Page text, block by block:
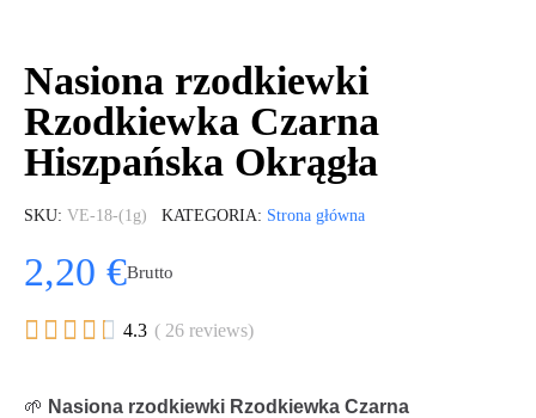
Nasiona rzodkiewki
Rzodkiewka Czarna
Hiszpańska Okrągła
SKU VE-18-(1g) KATEGORIA Strona główna
2,20 €Brutto
     4.3 ( 26 reviews)
🌱 Nasiona rzodkiewki Rzodkiewka Czarna